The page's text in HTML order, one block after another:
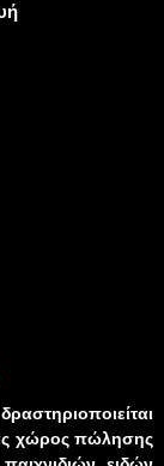
χώρος πώλησης